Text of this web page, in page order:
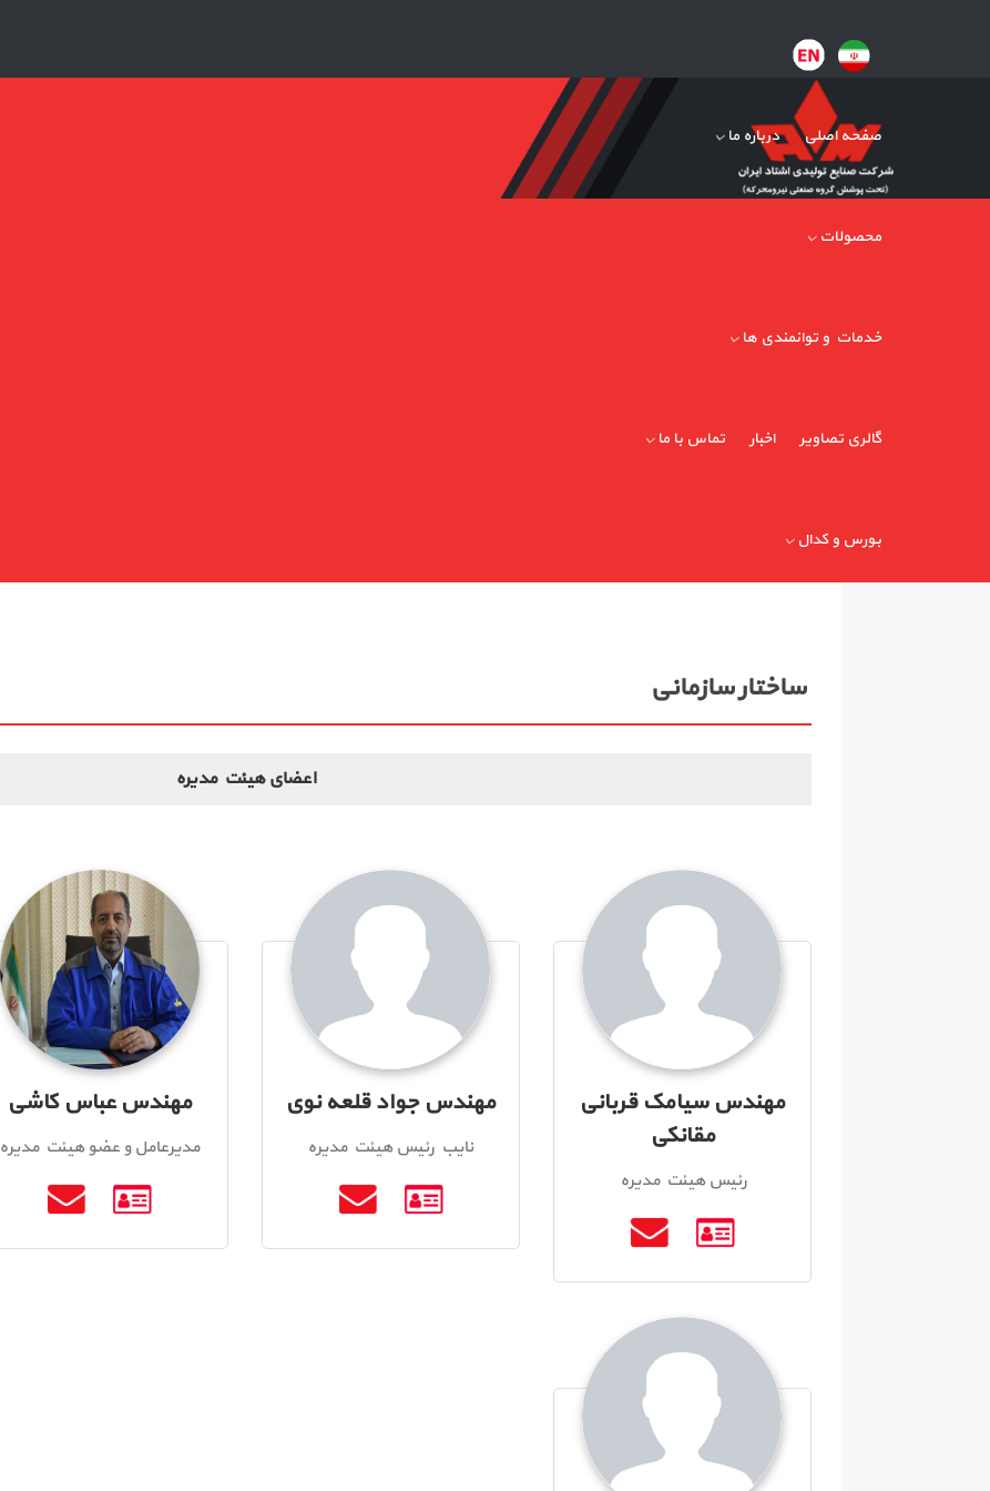
صفحه اصلی درباره ما
محصولات
خدمات و توانمندی ها
گالری تصاویر اخبار تماس با ما
بورس و کدال
ساختار سازمانی
اعضای هیئت مدیره
مهندس سیامک قربانی
مقانکی
رئیس هیئت مدیره
مهندس جواد قلعه نوی
نایب رئیس هیئت مدیره
مهندس عباس کاشی
مدیرعامل و عضو هیئت مدیره